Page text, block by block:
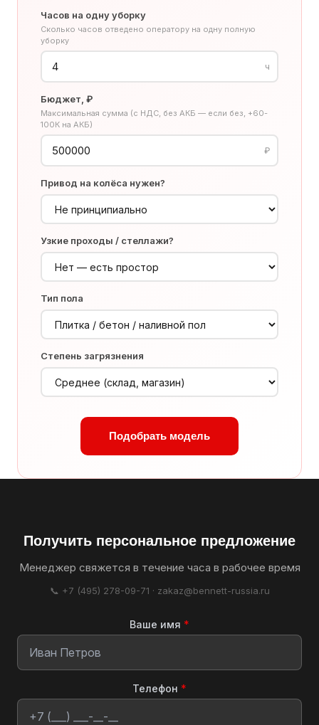
Часов на одну уборку
Сколько часов отведено оператору на одну полную
уборку
ч
Бюджет, ₽
Максимальная сумма (с НДС, без АКБ — если без, +60-
100К на АКБ)
₽
Привод на колёса нужен?
Узкие проходы / стеллажи?
Тип пола
Степень загрязнения
Подобрать модель
Получить персональное предложение
Менеджер свяжется в течение часа в рабочее время
📞 +7 (495) 278-09-71 · zakaz@bennett-russia.ru
Ваше имя *
Телефон *